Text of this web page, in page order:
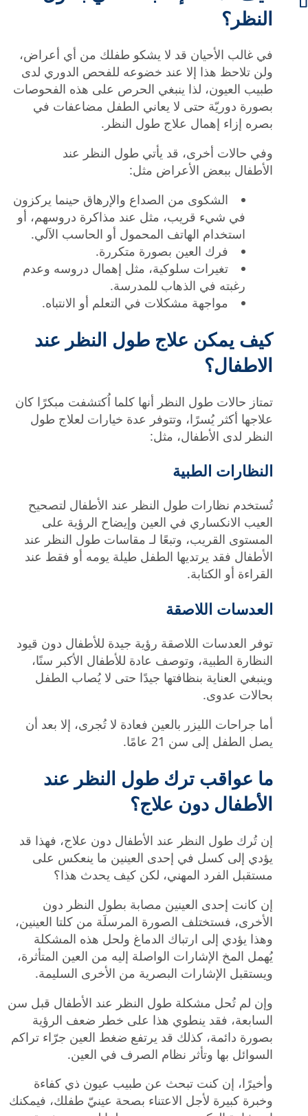
النظر؟
في غالب الأحيان قد لا يشكو طفلك من أي أعراض،
ولن تلاحظ هذا إلا عند خضوعه للفحص الدوري لدى
طبيب العيون، لذا ينبغي الحرص على هذه الفحوصات
بصورة دوريّة حتى لا يعاني الطفل مضاعفات في
بصره إزاء إهمال علاج طول النظر.
وفي حالات أخرى، قد يأتي طول النظر عند
الأطفال ببعض الأعراض مثل:
الشكوى من الصداع والإرهاق حينما يركزون
في شيء قريب، مثل عند مذاكرة دروسهم، أو
استخدام الهاتف المحمول أو الحاسب الآلي.
فرك العين بصورة متكررة.
تغيرات سلوكية، مثل إهمال دروسه وعدم
رغبته في الذهاب للمدرسة.
مواجهة مشكلات في التعلم أو الانتباه.
كيف يمكن علاج طول النظر عند
الاطفال؟
تمتاز حالات طول النظر أنها كلما اُكتشفت مبكرًا كان
علاجها أكثر يُسرًا، وتتوفر عدة خيارات لعلاج طول
النظر لدى الأطفال، مثل:
النظارات الطبية
تُستخدم نظارات طول النظر عند الأطفال لتصحيح
العيب الانكساري في العين وإيضاح الرؤية على
المستوى القريب، وتبعًا لـ مقاسات طول النظر عند
الأطفال فقد يرتديها الطفل طيلة يومه أو فقط عند
القراءة أو الكتابة.
العدسات اللاصقة
توفر العدسات اللاصقة رؤية جيدة للأطفال دون قيود
النظارة الطبية، وتوصف عادة للأطفال الأكبر سنًا،
وينبغي العناية بنظافتها جيدًا حتى لا يُصاب الطفل
بحالات عدوى.
أما جراحات الليزر بالعين فعادة لا تُجرى، إلا بعد أن
يصل الطفل إلى سن 21 عامًا.
ما عواقب ترك طول النظر عند
الأطفال دون علاج؟
إن تُرك طول النظر عند الأطفال دون علاج، فهذا قد
يؤدي إلى كسل في إحدى العينين ما ينعكس على
مستقبل الفرد المهني، لكن كيف يحدث هذا؟
إن كانت إحدى العينين مصابة بطول النظر دون
الأخرى، فستختلف الصورة المرسلَة من كلتا العينين،
وهذا يؤدي إلى ارتباك الدماغ ولحل هذه المشكلة
يُهمل المخ الإشارات الواصلة إليه من العين المتأثرة،
ويستقبل الإشارات البصرية من الأخرى السليمة.
وإن لم تُحل مشكلة طول النظر عند الأطفال قبل سن
السابعة، فقد ينطوي هذا على خطر ضعف الرؤية
بصورة دائمة، كذلك قد يرتفع ضغط العين جرّاء تراكم
السوائل بها وتأثر نظام الصرف في العين.
وأخيرًا، إن كنت تبحث عن طبيب عيون ذي كفاءة
وخبرة كبيرة لأجل الاعتناء بصحة عينيّ طفلك، فيمكنك